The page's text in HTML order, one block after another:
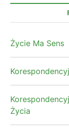
Życie Ma Sens
Życia